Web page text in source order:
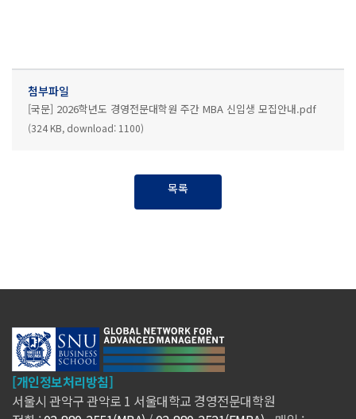
첨부파일
[국문] 2026학년도 경영전문대학원 주간 MBA 신입생 모집안내.pdf
(324 KB, download: 1100)
목록
[개인정보처리방침]
서울시 관악구 관악로 1 서울대학교 경영전문대학원